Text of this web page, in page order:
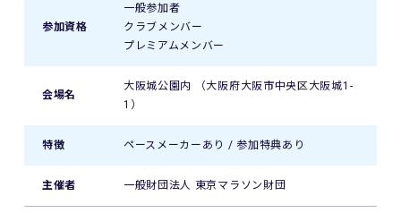
参加資格
一般参加者
クラブメンバー
プレミアムメンバー
会場名
大阪城公園内 （大阪府大阪市中央区大阪城1-
1）
特徴 ペースメーカーあり / 参加特典あり
主催者 一般財団法人 東京マラソン財団